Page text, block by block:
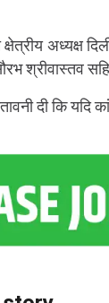
अध्यक्ष
श्रीवास्तव
दी कि यदि